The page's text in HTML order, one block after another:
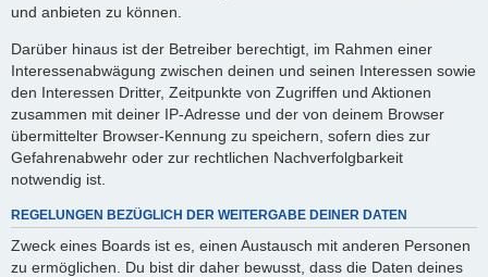
und anbieten zu können.
Darüber hinaus ist der Betreiber berechtigt, im Rahmen einer
Interessenabwägung zwischen deinen und seinen Interessen sowie
den Interessen Dritter, Zeitpunkte von Zugriffen und Aktionen
zusammen mit deiner IP-Adresse und der von deinem Browser
übermittelter Browser-Kennung zu speichern, sofern dies zur
Gefahrenabwehr oder zur rechtlichen Nachverfolgbarkeit
notwendig ist.
REGELUNGEN BEZÜGLICH DER WEITERGABE DEINER DATEN
Zweck eines Boards ist es, einen Austausch mit anderen Personen
zu ermöglichen. Du bist dir daher bewusst, dass die Daten deines